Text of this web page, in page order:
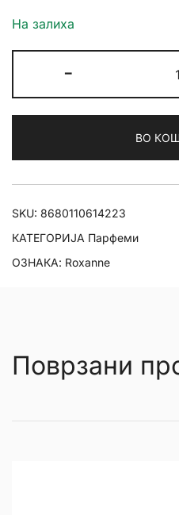
На залиха
-
ВО
SKU: 8680110614223
КАТЕГОРИЈА Парфеми
ОЗНАКА: Roxanne
Поврзани